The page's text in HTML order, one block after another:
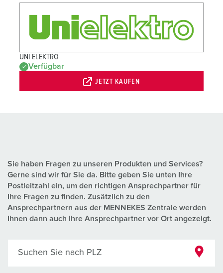
UNI ELEKTRO
Verfügbar
JETZT KAUFEN
Sie haben Fragen zu unseren Produkten und Services?
Gerne sind wir für Sie da. Bitte geben Sie unten Ihre
Postleitzahl ein, um den richtigen Ansprechpartner für
Ihre Fragen zu finden. Zusätzlich zu den
Ansprechpartnern aus der MENNEKES Zentrale werden
Ihnen dann auch Ihre Ansprechpartner vor Ort angezeigt.
Suchen Sie nach PLZ